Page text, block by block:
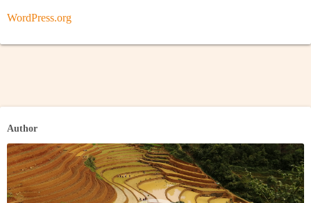
WordPress.org
Author